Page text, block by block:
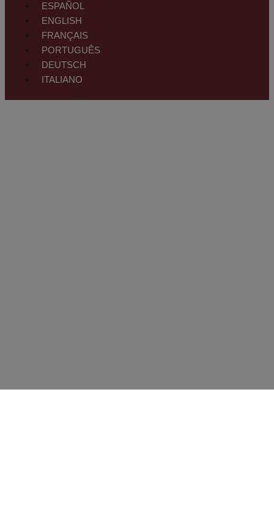
ESPAÑOL
ENGLISH
FRANÇAIS
PORTUGUÊS
DEUTSCH
ITALIANO